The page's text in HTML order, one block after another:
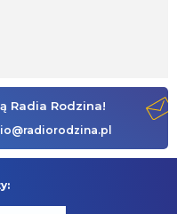
Radia Rodzina!